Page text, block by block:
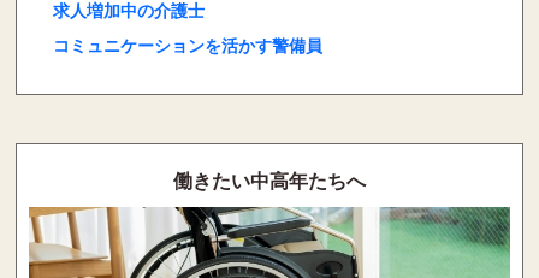
求人増加中の介護士
コミュニケーションを活かす警備員
働きたい中高年たちへ